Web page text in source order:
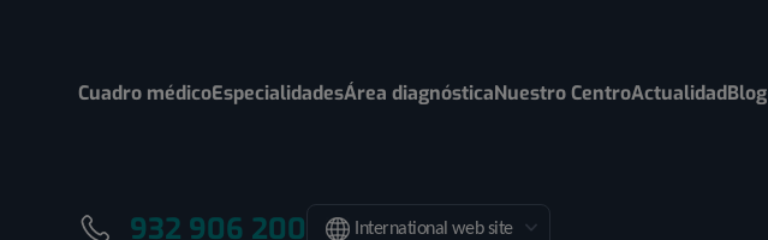
Cuadro médicoEspecialidadesÁrea diagnósticaNuestro CentroActualidadBlog
932 906 200 International web site